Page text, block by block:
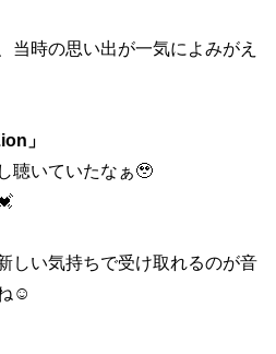
当時の思い出が一気によみがえ
」
聴いていたなぁ🥹
しい気持ちで受け取れるのが音
☺️